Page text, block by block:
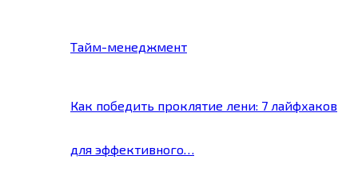
Тайм-менеджмент
Как победить проклятие лени: 7 лайфхаков
для эффективного…